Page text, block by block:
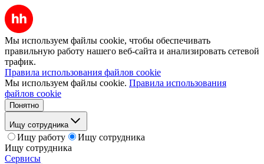
Мы используем файлы cookie, чтобы обеспечивать
правильную работу нашего веб-сайта и анализировать сетевой
трафик.
Правила использования файлов cookie
Мы используем файлы cookie. Правила использования
файлов cookie
Понятно
Ищу сотрудника
Ищу работу
Ищу сотрудника
Ищу сотрудника
Сервисы